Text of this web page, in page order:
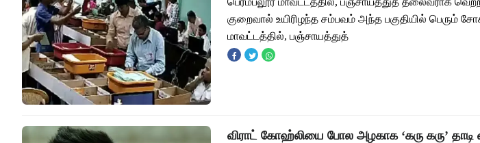
குறைவால் உயிரிழந்த சம்பவம் அந்த பகுதியில் பெரும்
மாவட்டத்தில், பஞ்சாயத்துத்
விராட் கோஹ்லியை போல அழகாக ‘கரு கரு’